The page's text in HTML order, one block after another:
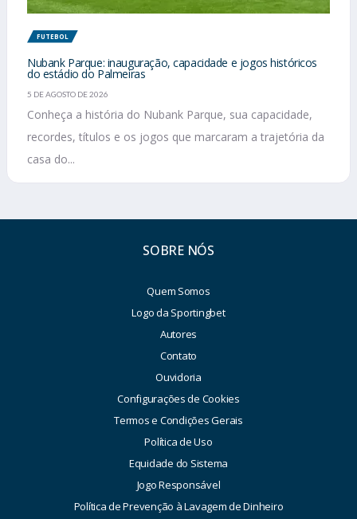
FUTEBOL
Nubank Parque: inauguração, capacidade e jogos históricos
do estádio do Palmeiras
5 DE AGOSTO DE 2026
Conheça a história do Nubank Parque, sua capacidade,
recordes, títulos e os jogos que marcaram a trajetória da
casa do...
SOBRE NÓS
Quem Somos
Logo da Sportingbet
Autores
Contato
Ouvidoria
Configurações de Cookies
Termos e Condições Gerais
Política de Uso
Equidade do Sistema
Jogo Responsável
Política de Prevenção à Lavagem de Dinheiro